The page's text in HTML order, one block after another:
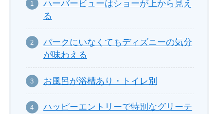
ハーバービューはショーが上から見え
る
パークにいなくてもディズニーの気分
が味わえる
お風呂が浴槽あり・トイレ別
ハッピーエントリーで特別なグリーテ